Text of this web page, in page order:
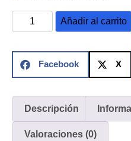
ConectoresCables
Armados -
5eFibra
ÓpticaPara
y
ElectricidadRG59
Tipo
Añadir al carrito
Facebook X
Descripción
Valoraciones (0)